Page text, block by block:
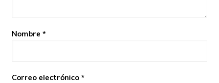
Nombre *
Correo electrónico *